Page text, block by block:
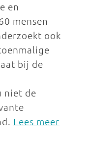
en
mensen
ook
bij de
niet de
Lees meer